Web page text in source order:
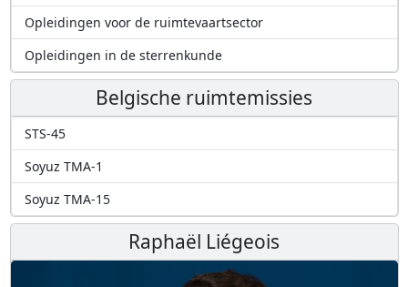
Opleidingen voor de ruimtevaartsector
Opleidingen in de sterrenkunde
Belgische ruimtemissies
STS-45
Soyuz TMA-1
Soyuz TMA-15
Raphaël Liégeois